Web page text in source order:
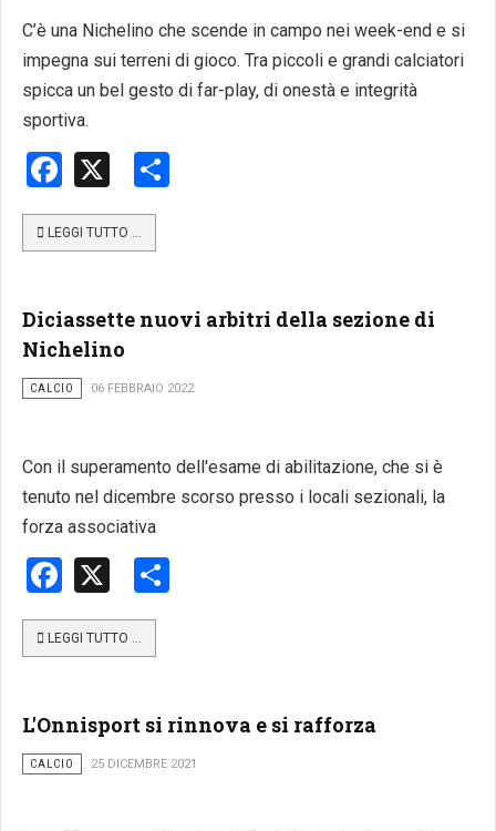
C’è una Nichelino che scende in campo nei week-end e si
impegna sui terreni di gioco. Tra piccoli e grandi calciatori
spicca un bel gesto di far-play, di onestà e integrità
sportiva.
Facebook
LEGGI TUTTO …
Diciassette nuovi arbitri della sezione di
Nichelino
CALCIO 06 FEBBRAIO 2022
Con il superamento dell'esame di abilitazione, che si è
tenuto nel dicembre scorso presso i locali sezionali, la
forza associativa
Facebook
LEGGI TUTTO …
L'Onnisport si rinnova e si rafforza
CALCIO 25 DICEMBRE 2021